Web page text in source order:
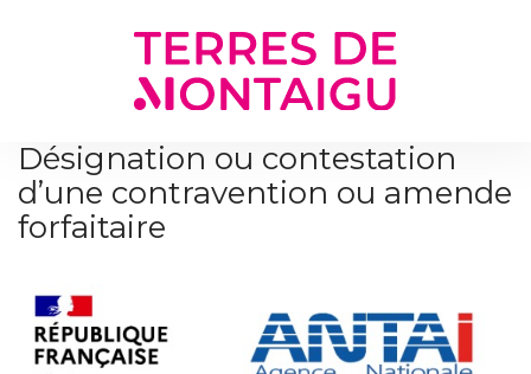
Désignation ou contestation
d’une contravention ou amende
forfaitaire